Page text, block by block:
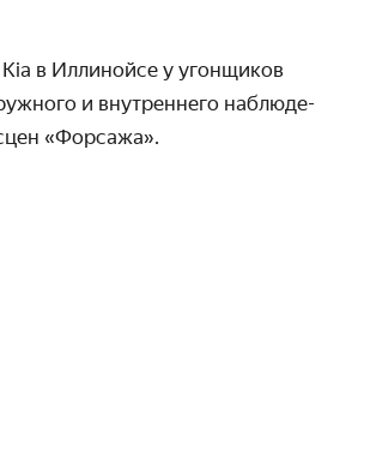
в Илли­нойсе у угонщиков
и внутреннего наблюде­
«Форсажа».